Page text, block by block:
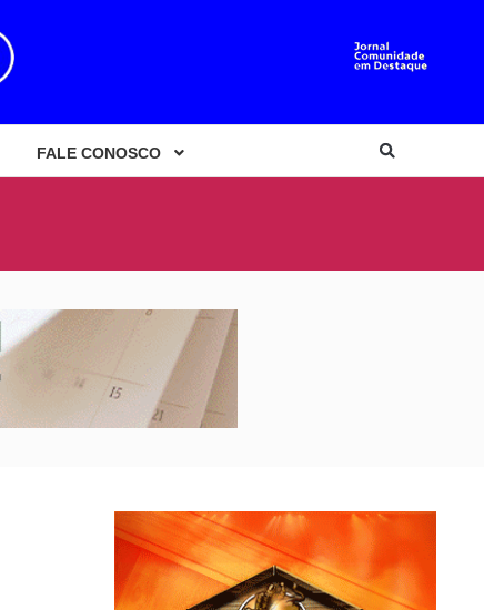
FALE CONOSCO